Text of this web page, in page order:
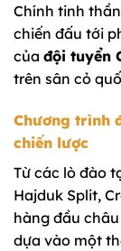
Chính tinh
chiến đấu tới
của đội tuyển
trên sân cỏ
Chương trình
chiến lược
Từ các lò đào
Hajduk Split,
hàng đầu
dựa vào một